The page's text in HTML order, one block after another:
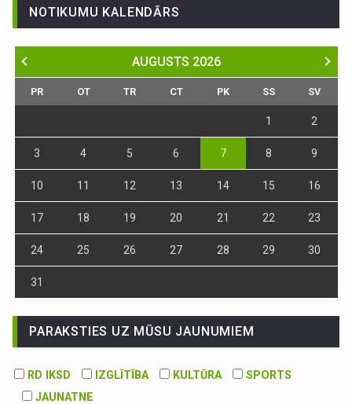
NOTIKUMU KALENDĀRS
AUGUSTS 2026
PR OT TR CT PK SS SV
1 2
3 4 5 6 7 8 9
10 11 12 13 14 15 16
17 18 19 20 21 22 23
24 25 26 27 28 29 30
31
PARAKSTIES UZ MŪSU JAUNUMIEM
RD IKSD IZGLĪTĪBA KULTŪRA
SPORTS
JAUNATNE